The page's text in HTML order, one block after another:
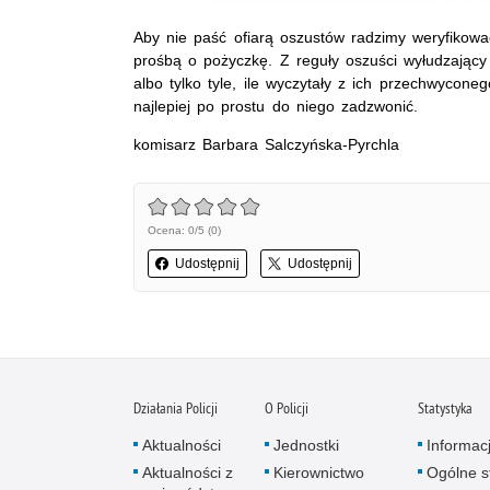
Aby nie paść ofiarą oszustów radzimy
prośbą o pożyczkę. Z reguły oszuści
albo tylko tyle, ile wyczytały z ich
najlepiej po prostu do niego zadzwonić.
komisarz Barbara Salczyńska-Pyrchla
Ocena: 0/5 (0)
Udostępnij Udostępnij
Działania Policji
Aktualności
Aktualności z
O Policji
Jednostki
Kierownictwo
Statystyka
Ogólne